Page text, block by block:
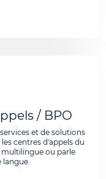
/ BPO
et de solutions
centres d'appels du
ou parle
langue.